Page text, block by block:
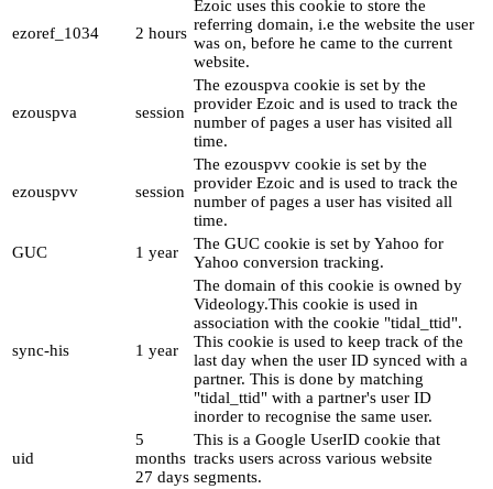
ezoref_1034 2 hours
Ezoic uses this cookie to store the
referring domain, i.e the website the user
was on, before he came to the current
website.
ezouspva session
The ezouspva cookie is set by the
provider Ezoic and is used to track the
number of pages a user has visited all
time.
ezouspvv session
The ezouspvv cookie is set by the
provider Ezoic and is used to track the
number of pages a user has visited all
time.
GUC
1 year
The GUC cookie is set by Yahoo for
Yahoo conversion tracking.
sync-his 1 year
The domain of this cookie is owned by
Videology.This cookie is used in
association with the cookie "tidal_ttid".
This cookie is used to keep track of the
last day when the user ID synced with a
partner. This is done by matching
"tidal_ttid" with a partner's user ID
inorder to recognise the same user.
uid
5
months
27 days
This is a Google UserID cookie that
tracks users across various website
segments.